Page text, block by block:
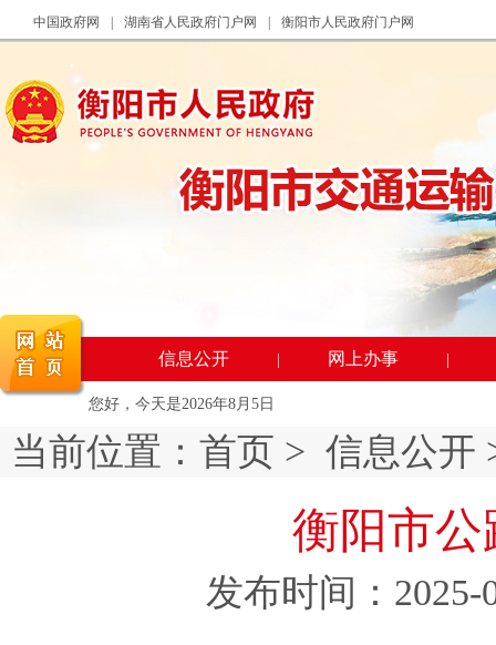
中国政府网 湖南省人民政府门户网 衡阳市人民政府门户网
信息公开 网上办事
您好，今天是2026年8月5日
当前位置： 首页 > 信息公开
衡阳市
发布时间：2025-